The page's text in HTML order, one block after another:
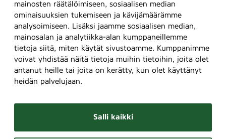
mainosten räätälöimiseen, sosiaalisen median
ominaisuuksien tukemiseen ja kävijämäärämme
analysoimiseen. Lisäksi jaamme sosiaalisen median,
mainosalan ja analytiikka-alan kumppaneillemme
tietoja siitä, miten käytät sivustoamme. Kumppanimme
voivat yhdistää näitä tietoja muihin tietoihin, joita olet
antanut heille tai joita on kerätty, kun olet käyttänyt
heidän palvelujaan.
Salli kaikki